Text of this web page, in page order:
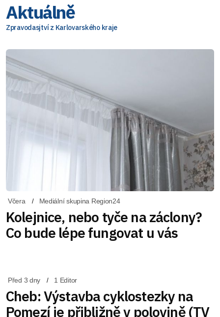
Aktuálně
Zpravodasjtví z Karlovarského kraje
Včera Mediální skupina Region24
Kolejnice, nebo tyče na záclony?
Co bude lépe fungovat u vás
Před 3 dny 1 Editor
Cheb: Výstavba cyklostezky na
Pomezí je přibližně v polovině (TV